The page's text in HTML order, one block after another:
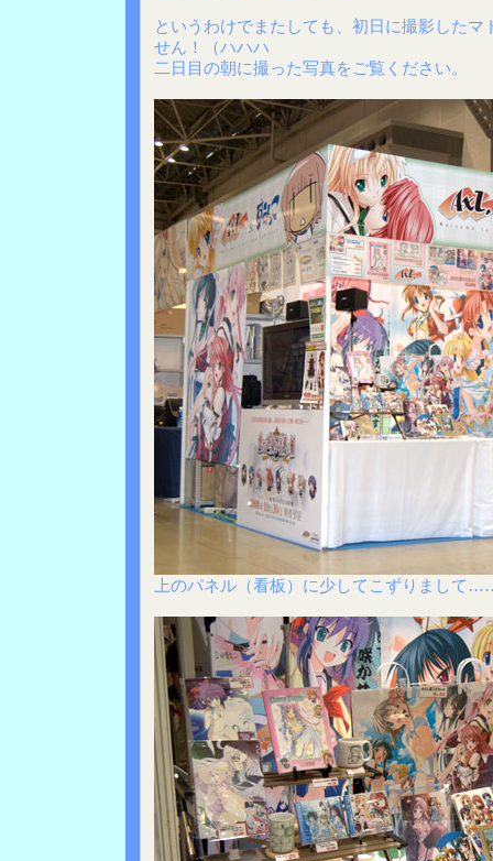
というわけでまたしても、初日に撮影した
せん！（ハハハ
二日目の朝に撮った写真をご覧ください。
上のパネル（看板）に少してこずりまして